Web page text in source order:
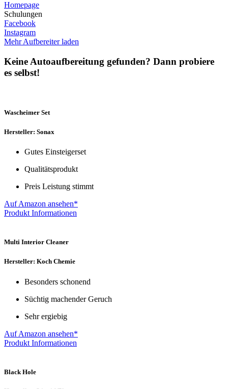
Homepage
Schulungen
Facebook
Instagram
Mehr Aufbereiter laden
Keine Autoaufbereitung gefunden? Dann probiere
es selbst!
Wascheimer Set
Hersteller: Sonax
Gutes Einsteigerset
Qualitätsprodukt
Preis Leistung stimmt
Auf Amazon ansehen*
Produkt Informationen
Multi Interior Cleaner
Hersteller: Koch Chemie
Besonders schonend
Süchtig machender Geruch
Sehr ergiebig
Auf Amazon ansehen*
Produkt Informationen
Black Hole